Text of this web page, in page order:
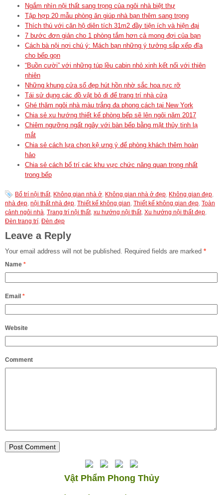
Ngắm nhìn nội thất sang trọng của ngôi nhà biệt thự
Tập hợp 20 mẫu phòng ăn giúp nhà bạn thêm sang trọng
Thích thú với căn hộ diên tích 31m2 đầy tiện ích và hiện đại
7 bước đơn giản cho 1 phòng tắm hơn cả mong đợi của bạn
Cách bà nội nợi chú ý: Mách bạn những ý tưởng sắp xếp đĩa
cho bếp gọn
“Buồn cười” với những túp lều cabin nhỏ xinh kết nối với thiên
nhiên
Những khung cửa sổ đẹp hút hồn nhờ sắc hoa rực rỡ
Tái sử dụng các đồ vật bỏ đi để trang trí nhà cửa
Ghé thăm ngôi nhà màu trắng đa phong cách tại New York
Chia sẻ xu hướng thiết kế phòng bếp sẽ lên ngôi năm 2017
Chiêm ngưỡng ngất ngây với bàn bếp bằng mặt thủy tinh lạ
mắt
Chia sẻ cách lựa chọn kệ ưng ý để phòng khách thêm hoàn
hảo
Chia sẻ cách bố trí các khu vực chức năng quan trọng nhất
trong bếp
Bố trí nội thất, Không gian nhà ở Không gian nhà ở đẹp Không gian đẹp
nhà đẹp nội thất nhà đẹp Thiết kế không gian Thiết kế không gian đẹp Toàn
cảnh ngôi nhà Trang trí nội thất, xu hướng nội thất, Xu hướng nội thất đẹp
Đèn trang trí Đèn đẹp
Leave a Reply
Your email address will not be published. Required fields are marked *
Name *
Email *
Website
Comment
Vật Phẩm Phong Thủy